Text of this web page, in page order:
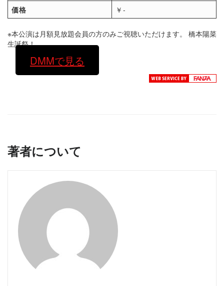
価格
￥-
※本公演は月額見放題会員の方のみご視聴いただけます。 橋本陽菜
生誕祭！
DMMで見る
著者について